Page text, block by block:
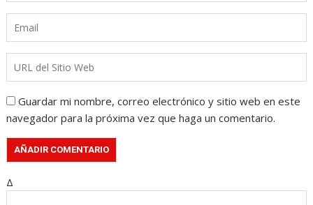
Guardar mi nombre, correo electrónico y sitio web en este
navegador para la próxima vez que haga un comentario.
Δ